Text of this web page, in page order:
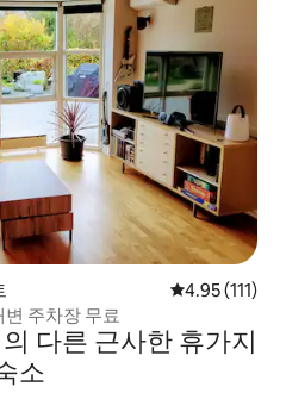
평점 4.95점(5
4.95 (111)
주차장 무료
다른 근사한 휴가지
소